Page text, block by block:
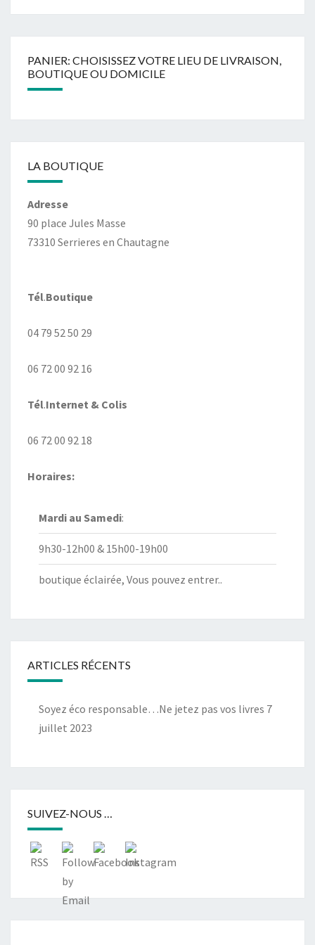
PANIER: CHOISISSEZ VOTRE LIEU DE LIVRAISON,
BOUTIQUE OU DOMICILE
LA BOUTIQUE
Adresse
90 place Jules Masse
73310 Serrieres en Chautagne
Tél.Boutique
04 79 52 50 29
06 72 00 92 16
Tél.Internet & Colis
06 72 00 92 18
Horaires:
Mardi au Samedi:
9h30-12h00 & 15h00-19h00
boutique éclairée, Vous pouvez entrer..
ARTICLES RÉCENTS
Soyez éco responsable…Ne jetez pas vos livres 7
juillet 2023
SUIVEZ-NOUS …